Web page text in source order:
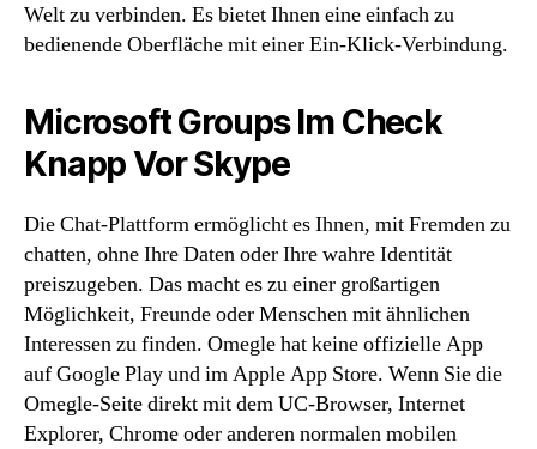
Welt zu verbinden. Es bietet Ihnen eine einfach zu
bedienende Oberfläche mit einer Ein-Klick-Verbindung.
Microsoft Groups Im Check
Knapp Vor Skype
Die Chat-Plattform ermöglicht es Ihnen, mit Fremden zu
chatten, ohne Ihre Daten oder Ihre wahre Identität
preiszugeben. Das macht es zu einer großartigen
Möglichkeit, Freunde oder Menschen mit ähnlichen
Interessen zu finden. Omegle hat keine offizielle App
auf Google Play und im Apple App Store. Wenn Sie die
Omegle-Seite direkt mit dem UC-Browser, Internet
Explorer, Chrome oder anderen normalen mobilen